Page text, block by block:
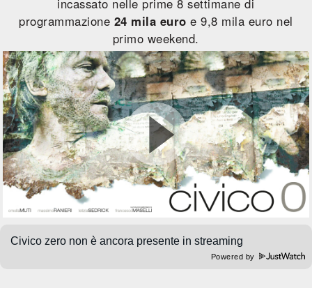
incassato nelle prime 8 settimane di
programmazione 24 mila euro e 9,8 mila euro nel
primo weekend.
Powered by